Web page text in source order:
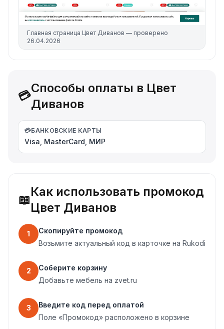
Главная страница Цвет Диванов — проверено
26.04.2026
💳
Способы оплаты в Цвет
Диванов
💳БАНКОВСКИЕ КАРТЫ
Visa, MasterCard, МИР
📖
Как использовать промокод
Цвет Диванов
1
Скопируйте промокод
Возьмите актуальный код в карточке на Rukodi
2
Соберите корзину
Добавьте мебель на zvet.ru
3
Введите код перед оплатой
Поле «Промокод» расположено в корзине